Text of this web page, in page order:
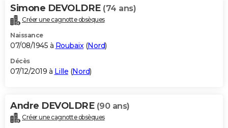
Carte de Noël
Carte Bonne année
Carte Saint-Valentin
Carte Pâques
Carte d'anniversaire
DICTIONNAIRE
Dictionnaire
Biographies
Citations
Expressions
Proverbes
PROGRAMME TV
S'inscrire
Se connecter
Lycées
Collèges
Primaires
Universités
Entreprises
Service militaire
Avis de recherche
AVIS DE DÉCÈS
Bricolage
Lifestyle
Culture
Sport
Auto
Television
Voyage
Cinema
Simone DEVOLDRE (74 ans)
Créer une cagnotte obsèques
Naissance
07/08/1945 à Roubaix(Nord)
Décès
07/12/2019 à Lille (Nord)
Andre DEVOLDRE (90 ans)
Créer une cagnotte obsèques